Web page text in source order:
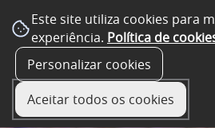
Este site utiliza cookies para
experiência. Política de
Personalizar cookies
Aceitar todos os cookies